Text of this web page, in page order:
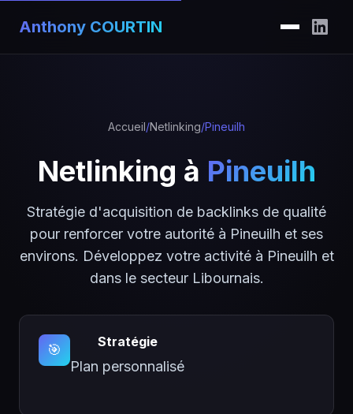
Anthony COURTIN
Accueil/Netlinking/Pineuilh
Netlinking à Pineuilh
Stratégie d'acquisition de backlinks de qualité
pour renforcer votre autorité à Pineuilh et ses
environs. Développez votre activité à Pineuilh et
dans le secteur Libournais.
🎯 Stratégie
Plan personnalisé